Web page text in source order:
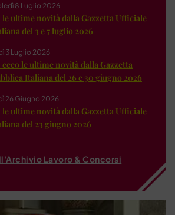
8 Luglio 2026
le ultime novità dalla Gazzetta Ufficiale
del 3 e 7 luglio 2026
3 Luglio 2026
le ultime novità dalla Gazzetta
Italiana del 26 e 30 giugno 2026
26 Giugno 2026
le ultime novità dalla Gazzetta Ufficiale
del 23 giugno 2026
Lavoro & Concorsi